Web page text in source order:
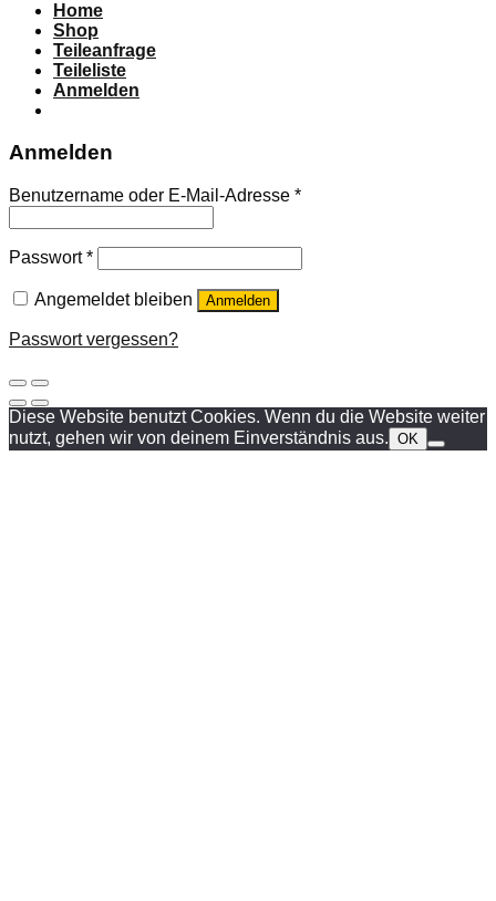
Home
Shop
Teileanfrage
Teileliste
Anmelden
Anmelden
Benutzername oder E-Mail-Adresse *
Passwort*
Angemeldet bleiben Anmelden
Passwort vergessen?
Diese Website benutzt Cookies. Wenn du die Website weiter
nutzt, gehen wir von deinem Einverständnis aus. OK